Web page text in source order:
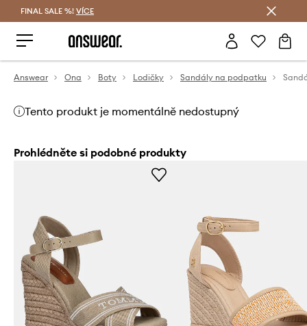
FINAL SALE %! VÍCE
Answear Ona Boty Lodičky Sandály na podpatku
Tento produkt je momentálně nedostupný
Prohlédněte si podobné produkty